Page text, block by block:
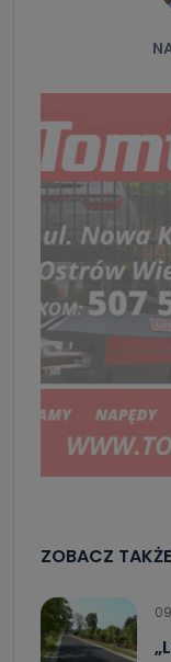
ZOBACZ TAKŻE